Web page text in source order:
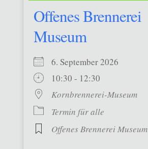
Offenes Brennerei
Museum
6. September 2026
10:30 - 12:30
Kornbrennerei-Museum
Termin für alle
Offenes Brennerei Museum